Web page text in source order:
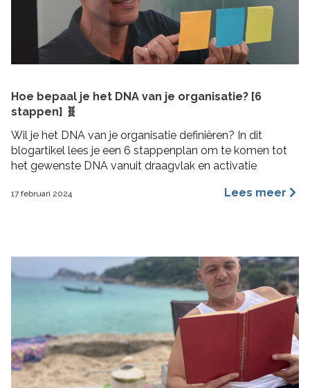
Hoe bepaal je het DNA van je organisatie? [6
stappen] 🧬
Wil je het DNA van je organisatie definiëren? In dit
blogartikel lees je een 6 stappenplan om te komen tot
het gewenste DNA vanuit draagvlak en activatie
17 februari 2024 Lees meer